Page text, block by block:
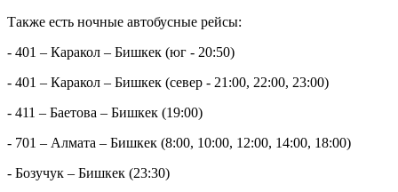
Также есть ночные автобусные рейсы:
- 401 – Каракол – Бишкек (юг - 20:50)
- 401 – Каракол – Бишкек (север - 21:00, 22:00, 23:00)
- 411 – Баетова – Бишкек (19:00)
- 701 – Алмата – Бишкек (8:00, 10:00, 12:00, 14:00, 18:00)
- Бозучук – Бишкек (23:30)